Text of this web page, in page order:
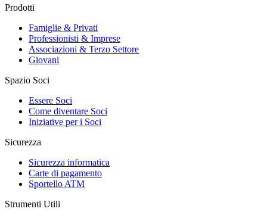
Prodotti
Famiglie & Privati
Professionisti & Imprese
Associazioni & Terzo Settore
Giovani
Spazio Soci
Essere Soci
Come diventare Soci
Iniziative per i Soci
Sicurezza
Sicurezza informatica
Carte di pagamento
Sportello ATM
Strumenti Utili